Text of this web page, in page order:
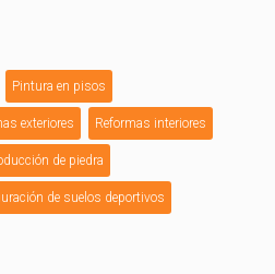
Pintura en pisos
exteriores Reformas interiores
de piedra
de suelos deportivos